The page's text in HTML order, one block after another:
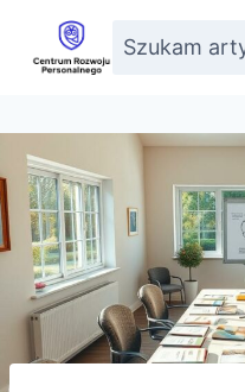
Przejdź
treści
Szukam